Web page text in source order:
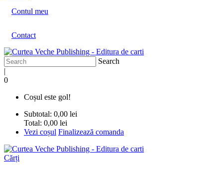
Contul meu
Contact
Search
|
0
Coșul este gol!
Subtotal: 0,00 lei
Total: 0,00 lei
Vezi coșul Finalizează comanda
Cărți